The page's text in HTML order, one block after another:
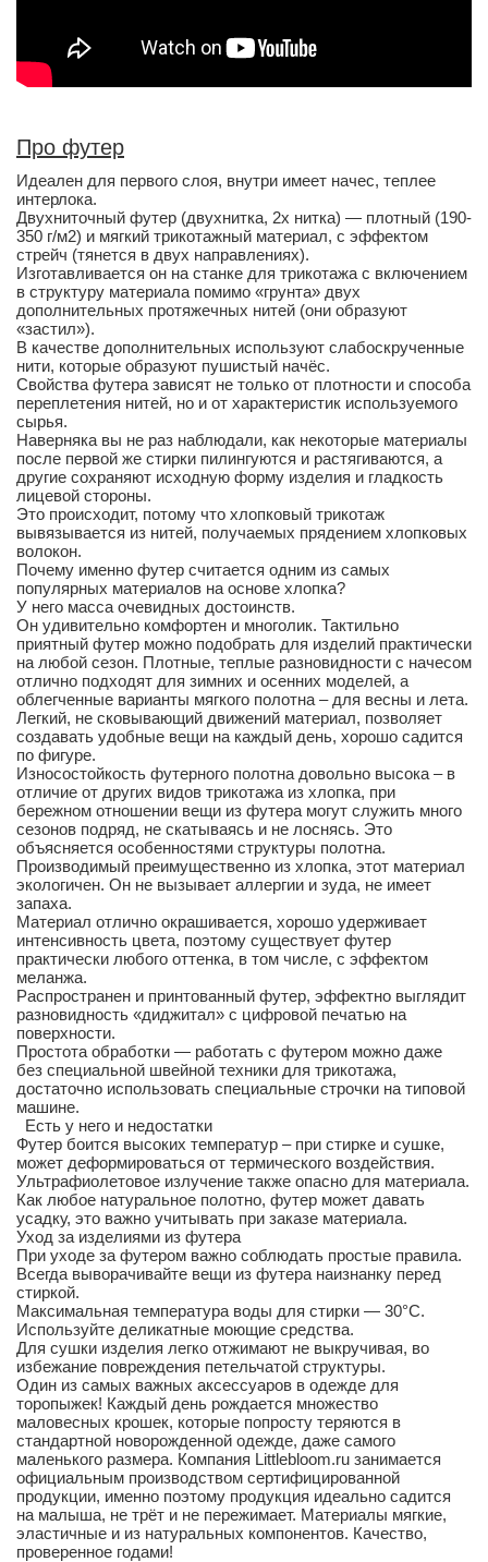
Про футер
Идеален для первого слоя, внутри имеет начеc, теплее
интерлока.
Двухниточный футер (двухнитка, 2х нитка) — плотный (190-
350 г/м2) и мягкий трикотажный материал, с эффектом
стрейч (тянется в двух направлениях).
Изготавливается он на станке для трикотажа с включением
в структуру материала помимо «грунта» двух
дополнительных протяжечных нитей (они образуют
«застил»).
В качестве дополнительных используют слабоскрученные
нити, которые образуют пушистый начёс.
Свойства футера зависят не только от плотности и способа
переплетения нитей, но и от характеристик используемого
сырья.
Наверняка вы не раз наблюдали, как некоторые материалы
после первой же стирки пилингуются и растягиваются, а
другие сохраняют исходную форму изделия и гладкость
лицевой стороны.
Это происходит, потому что хлопковый трикотаж
вывязывается из нитей, получаемых прядением хлопковых
волокон.
Почему именно футер считается одним из самых
популярных материалов на основе хлопка?
У него масса очевидных достоинств.
Он удивительно комфортен и многолик. Тактильно
приятный футер можно подобрать для изделий практически
на любой сезон. Плотные, теплые разновидности с начесом
отлично подходят для зимних и осенних моделей, а
облегченные варианты мягкого полотна – для весны и лета.
Легкий, не сковывающий движений материал, позволяет
создавать удобные вещи на каждый день, хорошо садится
по фигуре.
Износостойкость футерного полотна довольно высока – в
отличие от других видов трикотажа из хлопка, при
бережном отношении вещи из футера могут служить много
сезонов подряд, не скатываясь и не лоснясь. Это
объясняется особенностями структуры полотна.
Производимый преимущественно из хлопка, этот материал
экологичен. Он не вызывает аллергии и зуда, не имеет
запаха.
Материал отлично окрашивается, хорошо удерживает
интенсивность цвета, поэтому существует футер
практически любого оттенка, в том числе, с эффектом
меланжа.
Распространен и принтованный футер, эффектно выглядит
разновидность «диджитал» с цифровой печатью на
поверхности.
Простота обработки — работать с футером можно даже
без специальной швейной техники для трикотажа,
достаточно использовать специальные строчки на типовой
машине.
Есть у него и недостатки
Футер боится высоких температур – при стирке и сушке,
может деформироваться от термического воздействия.
Ультрафиолетовое излучение также опасно для материала.
Как любое натуральное полотно, футер может давать
усадку, это важно учитывать при заказе материала.
Уход за изделиями из футера
При уходе за футером важно соблюдать простые правила.
Всегда выворачивайте вещи из футера наизнанку перед
стиркой.
Максимальная температура воды для стирки — 30°С.
Используйте деликатные моющие средства.
Для сушки изделия легко отжимают не выкручивая, во
избежание повреждения петельчатой структуры.
Один из самых важных аксессуаров в одежде для
торопыжек! Каждый день рождается множество
маловесных крошек, которые попросту теряются в
стандартной новорожденной одежде, даже самого
маленького размера. Компания Littlebloom.ru занимается
официальным производством сертифицированной
продукции, именно поэтому продукция идеально садится
на малыша, не трёт и не пережимает. Материалы мягкие,
эластичные и из натуральных компонентов. Качество,
проверенное годами!